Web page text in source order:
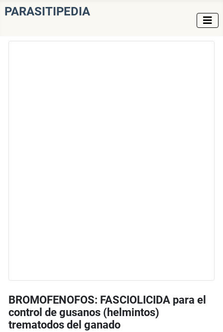
PARASITIPEDIA
BROMOFENOFOS: FASCIOLICIDA para el
control de gusanos (helmintos)
trematodos del ganado